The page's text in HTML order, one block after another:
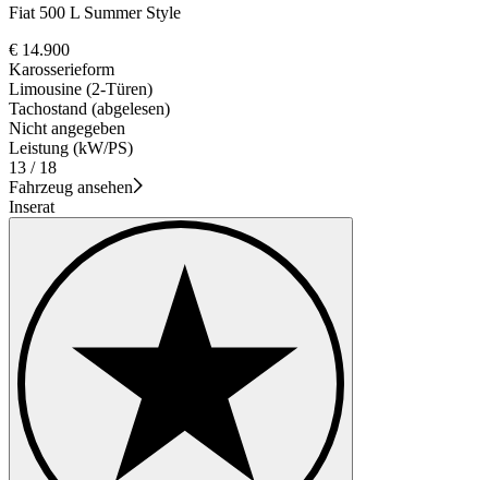
Fiat 500 L Summer Style
€ 14.900
Karosserieform
Limousine (2-Türen)
Tachostand (abgelesen)
Nicht angegeben
Leistung (kW/PS)
13 / 18
Fahrzeug ansehen
Inserat